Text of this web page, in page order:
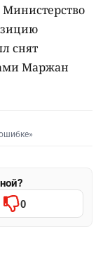
снят
Маржан
0